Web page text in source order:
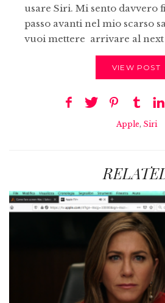
usare Siri. Mi sento davvero
passo avanti nel mio scarso
vuoi mettere arrivare al next
VIEW POST
Apple, Siri